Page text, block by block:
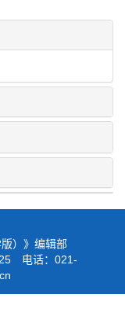
）》编辑部
电话：021-